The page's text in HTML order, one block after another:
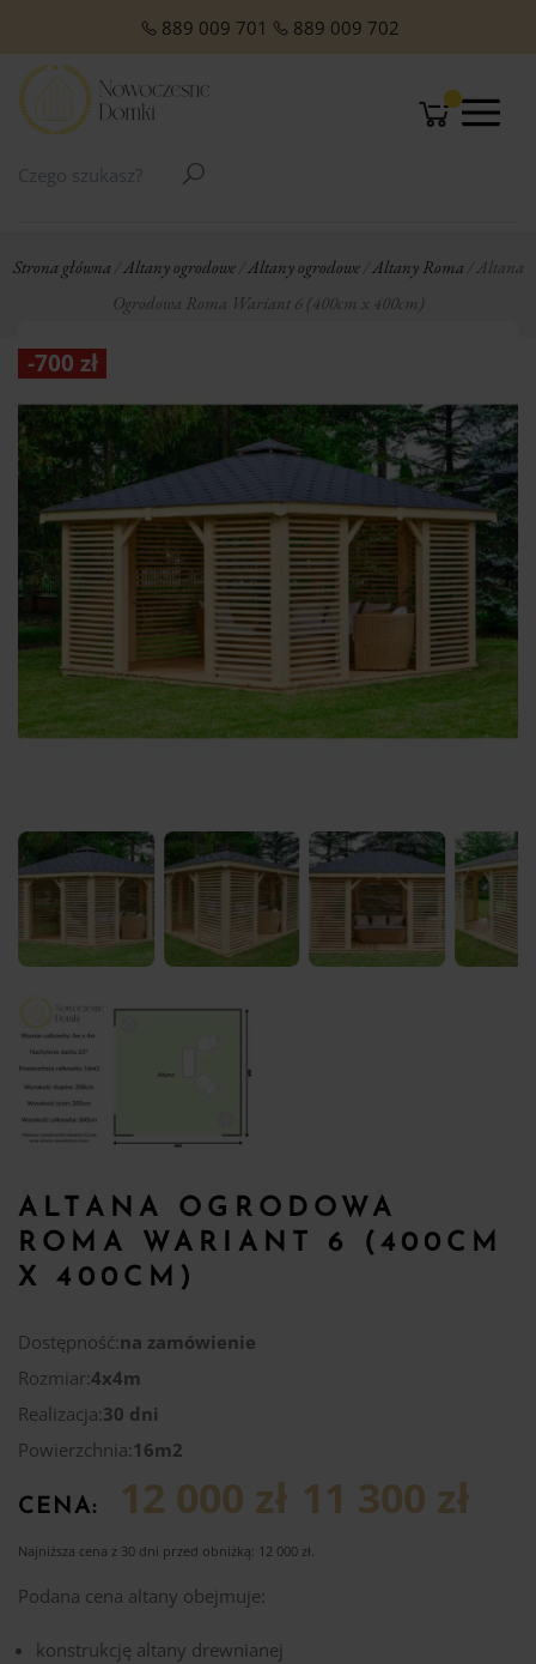
889 009 701 889 009 702
Strona główna Altany ogrodowe/ Altany ogrodowe/ Altany Roma / Altana
Ogrodowa Roma Wariant 6 (400cm x 400cm)
-700 zł
ALTANA OGRODOWA
ROMA WARIANT 6 (400CM
X 400CM)
Dostępność:na zamówienie
Rozmiar:4x4m
Realizacja:30 dni
Powierzchnia:16m2
CENA: 12 000 zł 11 300 zł
Najniższa cena z 30 dni przed obniżką: 12 000 zł.
Podana cena altany obejmuje:
konstrukcję altany drewnianej